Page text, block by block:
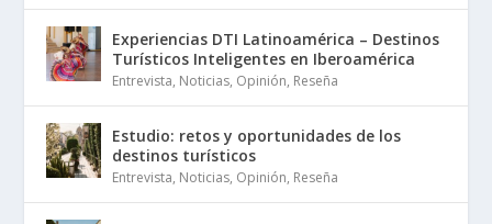
Experiencias DTI Latinoamérica – Destinos
Turísticos Inteligentes en Iberoamérica
Entrevista, Noticias, Opinión, Reseña
Estudio: retos y oportunidades de los
destinos turísticos
Entrevista, Noticias, Opinión, Reseña